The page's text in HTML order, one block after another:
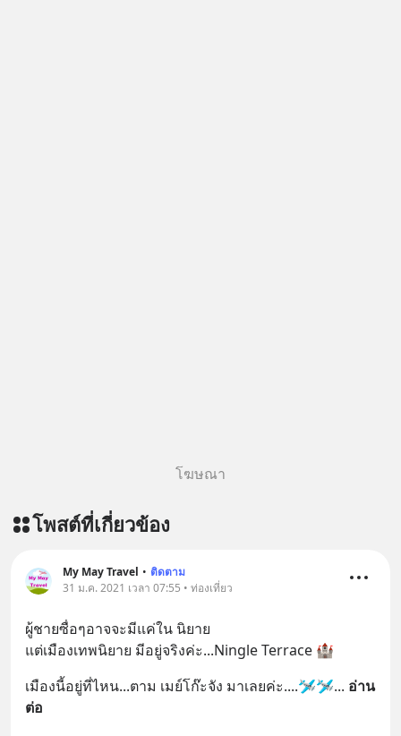
โฆษณา
โพสต์ที่เกี่ยวข้อง
My May Travel • ติดตาม
31 ม.ค. 2021 เวลา 07:55 • ท่องเที่ยว
ผู้ชายซื่อๆอาจจะมีแค่ใน นิยาย
แต่เมืองเทพนิยาย มีอยู่จริงค่ะ...Ningle Terrace 🏰
เมืองนี้อยู่ที่ไหน...ตาม เมย์โก๊ะจัง มาเลยค่ะ....🛩🛩... อ่าน
ต่อ